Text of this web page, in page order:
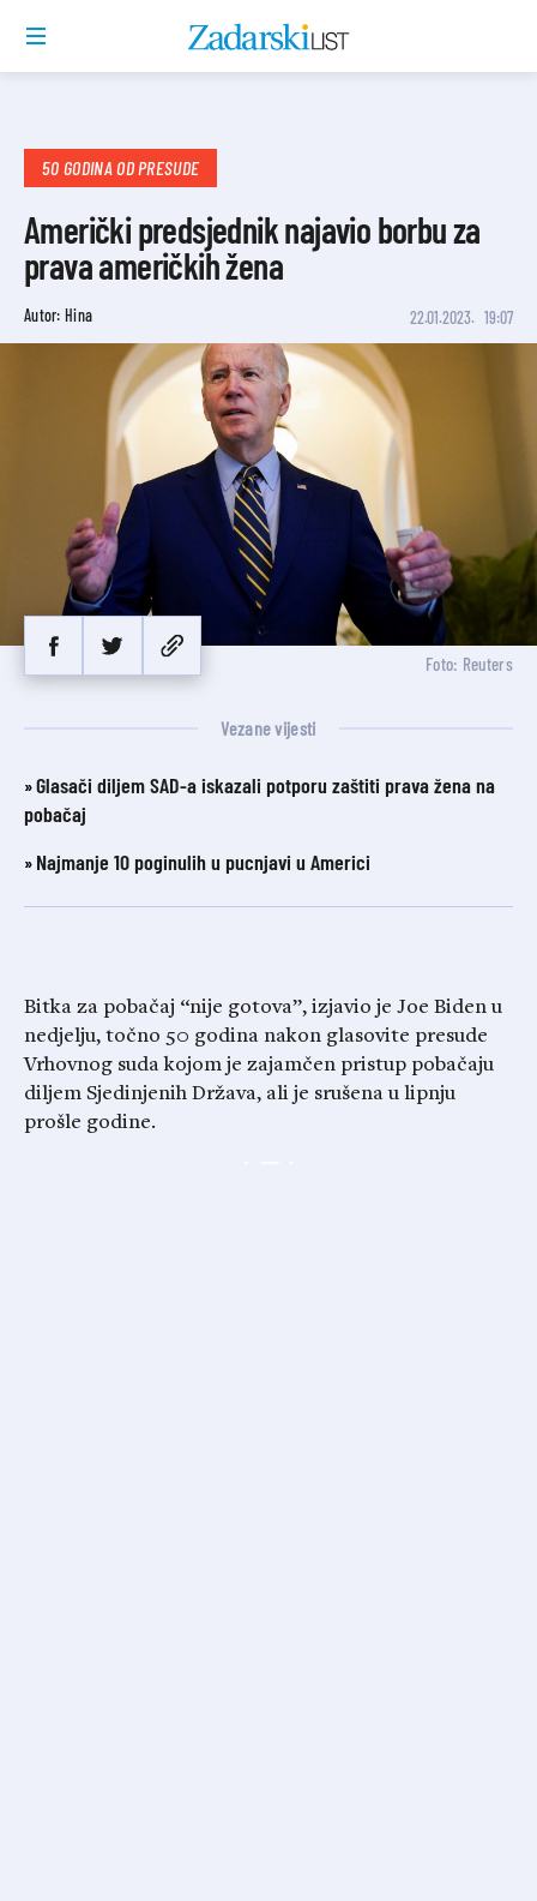
50 GODINA OD PRESUDE
Američki predsjednik najavio borbu za
prava američkih žena
Autor: Hina 22.01.2023. 19:07
Foto: Reuters
Vezane vijesti
Glasači diljem SAD-a iskazali potporu zaštiti prava žena na
pobačaj
Najmanje 10 poginulih u pucnjavi u Americi
Bitka za pobačaj “nije gotova”, izjavio je Joe Biden u
nedjelju, točno 50 godina nakon glasovite presude
Vrhovnog suda kojom je zajamčen pristup pobačaju
diljem Sjedinjenih Država, ali je srušena u lipnju
prošle godine.